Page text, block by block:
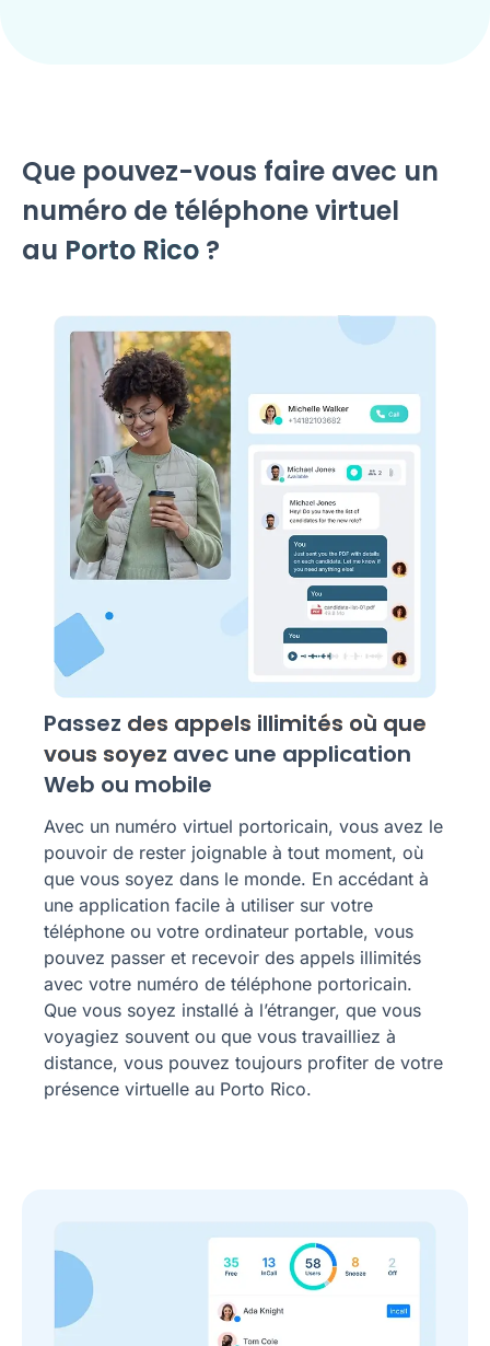
Que pouvez-vous faire avec un
numéro de téléphone virtuel
au Porto Rico ?
Passez des appels illimités où que
vous soyez avec une application
Web ou mobile
Avec un numéro virtuel portoricain, vous avez le
pouvoir de rester joignable à tout moment, où
que vous soyez dans le monde. En accédant à
une application facile à utiliser sur votre
téléphone ou votre ordinateur portable, vous
pouvez passer et recevoir des appels illimités
avec votre numéro de téléphone portoricain.
Que vous soyez installé à l’étranger, que vous
voyagiez souvent ou que vous travailliez à
distance, vous pouvez toujours profiter de votre
présence virtuelle au Porto Rico.